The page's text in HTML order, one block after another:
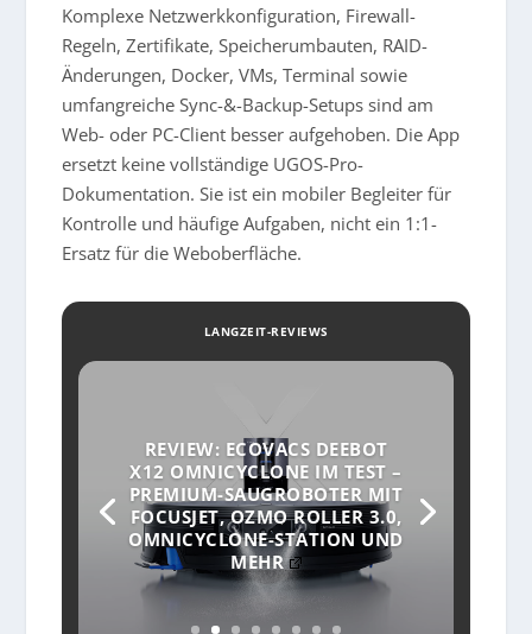
Komplexe Netzwerkkonfiguration, Firewall-
Regeln, Zertifikate, Speicherumbauten, RAID-
Änderungen, Docker, VMs, Terminal sowie
umfangreiche Sync-&-Backup-Setups sind am
Web- oder PC-Client besser aufgehoben. Die App
ersetzt keine vollständige UGOS-Pro-
Dokumentation. Sie ist ein mobiler Begleiter für
Kontrolle und häufige Aufgaben, nicht ein 1:1-
Ersatz für die Weboberfläche.
LANGZEIT-REVIEWS
REVIEW: ECOVACS DEEBOT
X12 OMNICYCLONE IM TEST –
PREMIUM-SAUGROBOTER MIT
FOCUSJET, OZMO ROLLER 3.0,
OMNICYCLONE-STATION UND
MEHR